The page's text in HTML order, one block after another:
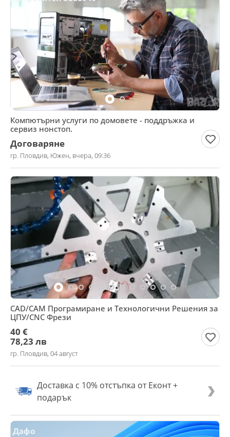
Компютърни услуги по домовете - поддръжка и
сервиз нонстоп.
Договаряне
гр. Пловдив, Южен, вчера, 09:36
CAD/CAM Програмиране и Технологични Решения за
ЦПУ/CNC Фрези
40 €
78,23 лв
гр. Пловдив, 04 август
Доставка с 10% отстъпка от Еконт +
подарък